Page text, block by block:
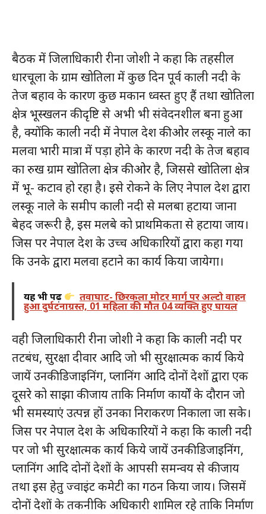
बैठक में जिलाधिकारी रीना जोशी ने कहा कि तहसील
धारचूला के ग्राम खोतिला में कुछ दिन पूर्व काली नदी के
तेज बहाव के कारण कुछ मकान ध्वस्त हुए हैं तथा खोतिला
क्षेत्र भूस्खलन की दृष्टि से अभी भी संवेदनशील बना हुआ
है, क्योंकि काली नदी में नेपाल देश की ओर लस्कू नाले का
मलवा भारी मात्रा में पड़ा होने के कारण नदी के तेज बहाव
का रुख ग्राम खोतिला क्षेत्र की ओर है, जिससे खोतिला क्षेत्र
में भू- कटाव हो रहा है। इसे रोकने के लिए नेपाल देश द्वारा
लस्कू नाले के समीप काली नदी से मलबा हटाया जाना
बेहद जरूरी है, इस मलबे को प्राथमिकता से हटाया जाय।
जिस पर नेपाल देश के उच्च अधिकारियों द्वारा कहा गया
कि उनके द्वारा मलवा हटाने का कार्य किया जायेगा।
यह भी पढ़ें तवाघाट- छिरकला मोटर मार्ग पर अल्टो वाहन
हुआ दुर्घटनाग्रस्त, 01 महिला की मौत 04 व्यक्ति हुए घायल
वही जिलाधिकारी रीना जोशी ने कहा कि काली नदी पर
तटबंध, सुरक्षा दीवार आदि जो भी सुरक्षात्मक कार्य किये
जायें उनकी डिजाइनिंग, प्लानिंग आदि दोनों देशों द्वारा एक
दूसरे को साझा की जाय ताकि निर्माण कार्यों के दौरान जो
भी समस्याएं उत्पन्न हों उनका निराकरण निकाला जा सके।
जिस पर नेपाल देश के अधिकारियों ने कहा कि काली नदी
पर जो भी सुरक्षात्मक कार्य किये जायें उनकी डिजाइनिंग,
प्लानिंग आदि दोनों देशों के आपसी समन्वय से की जाय
तथा इस हेतु ज्वाइंट कमेटी का गठन किया जाय। जिसमें
दोनों देशों के तकनीकि अधिकारी शामिल रहे ताकि निर्माण